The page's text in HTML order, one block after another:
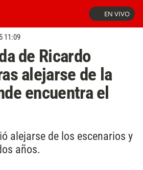
EN VIVO
11:09
de Ricardo
alejarse de la
encuentra el
alejarse de los escenarios y
años.